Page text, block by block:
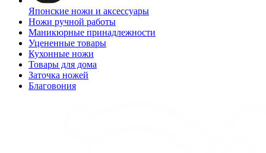
Японские ножи и аксессуары
Ножи ручной работы
Маникюрные принадлежности
Уцененные товары
Кухонные ножи
Товары для дома
Заточка ножей
Благовония